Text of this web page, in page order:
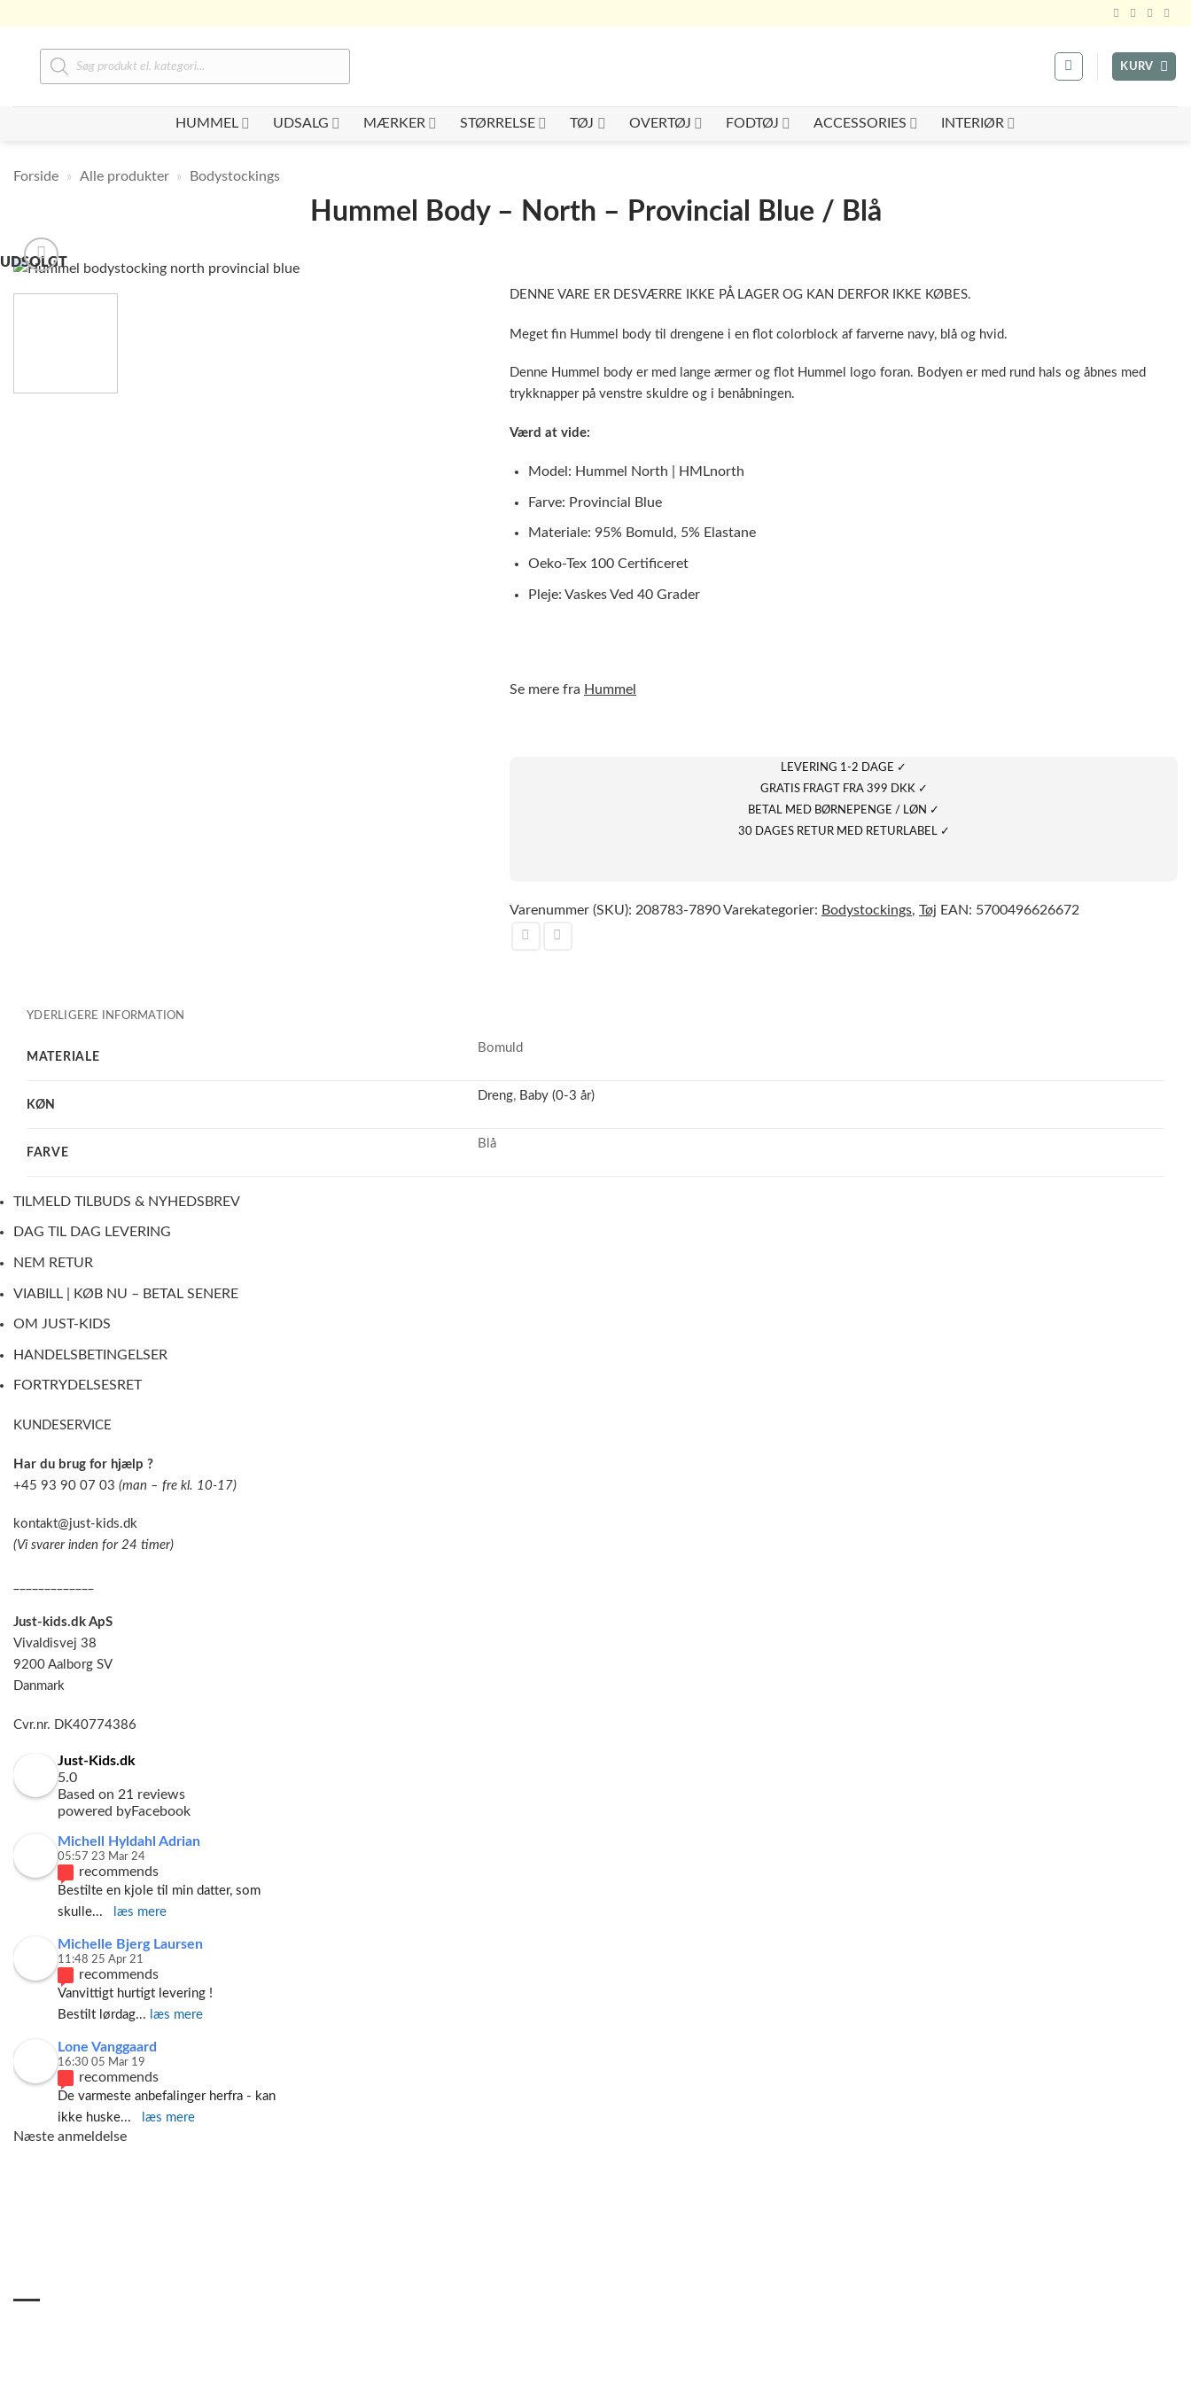
indholdProducts
search
KURV
HUMMEL UDSALG MÆRKER STØRRELSE TØJ OVERTØJ FODTØJ ACCESSORIES INTERIØR
Forside » Alle produkter » Bodystockings
Hummel Body – North – Provincial Blue / Blå
UDSOLGT
DENNE VARE ER DESVÆRRE IKKE PÅ LAGER OG KAN DERFOR IKKE KØBES.
Meget fin Hummel body til drengene i en flot colorblock af farverne navy, blå og hvid.
Denne Hummel body er med lange ærmer og flot Hummel logo foran. Bodyen er med rund hals og åbnes med
trykknapper på venstre skuldre og i benåbningen.
Værd at vide:
Model: Hummel North | HMLnorth
Farve: Provincial Blue
Materiale: 95% Bomuld, 5% Elastane
Oeko-Tex 100 Certificeret
Pleje: Vaskes Ved 40 Grader
Se mere fra Hummel
LEVERING 1-2 DAGE ✓
GRATIS FRAGT FRA 399 DKK ✓
BETAL MED BØRNEPENGE / LØN ✓
30 DAGES RETUR MED RETURLABEL ✓
Varenummer (SKU): 208783-7890Varekategorier: Bodystockings, Tøj EAN: 5700496626672
YDERLIGERE INFORMATION
MATERIALE
Bomuld
KØN
Dreng, Baby (0-3 år)
FARVE
Blå
TILMELD TILBUDS & NYHEDSBREV
DAG TIL DAG LEVERING
NEM RETUR
VIABILL | KØB NU – BETAL SENERE
OM JUST-KIDS
HANDELSBETINGELSER
FORTRYDELSESRET
KUNDESERVICE
Har du brug for hjælp ?
+45 93 90 07 03 (man – fre kl. 10-17)
kontakt@just-kids.dk
(Vi svarer inden for 24 timer)
Just-kids.dk ApS
Vivaldisvej 38
9200 Aalborg SV
Danmark
Cvr.nr. DK40774386
Just-Kids.dk
5.0
Based on 21 reviews
powered byFacebook
Michell Hyldahl Adrian
05:57 23 Mar 24
recommends
Bestilte en kjole til min datter, som
skulle... læs mere
Michelle Bjerg Laursen
11:48 25 Apr 21
recommends
Vanvittigt hurtigt levering !
Bestilt lørdag... læs mere
Lone Vanggaard
16:30 05 Mar 19
recommends
De varmeste anbefalinger herfra - kan
ikke huske... læs mere
Næste anmeldelse